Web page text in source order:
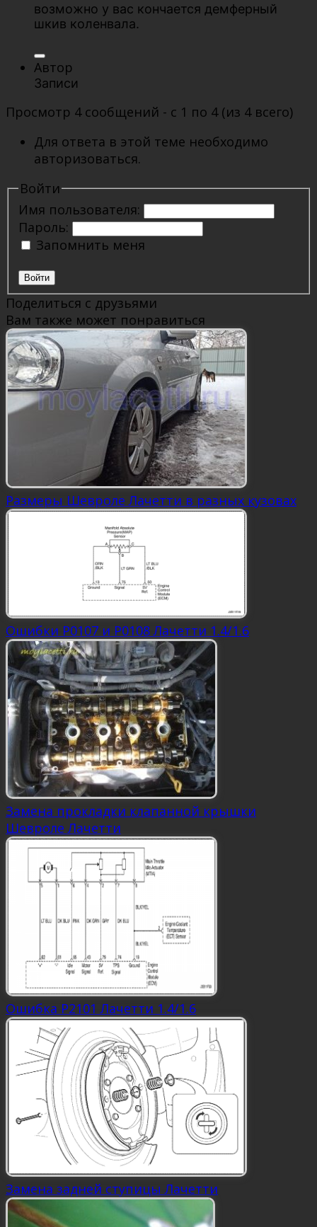
возможно у вас кончается демферный
шкив коленвала.
Автор
Записи
Просмотр 4 сообщений - с 1 по 4 (из 4 всего)
Для ответа в этой теме необходимо
авторизоваться.
Войти
Имя пользователя:
Пароль:
Запомнить меня
Войти
Поделиться с друзьями
Вам также может понравиться
Размеры Шевроле Лачетти в разных кузовах
Ошибки Р0107 и Р0108 Лачетти 1.4/1.6
Замена прокладки клапанной крышки
Шевроле Лачетти
Ошибка P2101 Лачетти 1.4/1.6
Замена задней ступицы Лачетти